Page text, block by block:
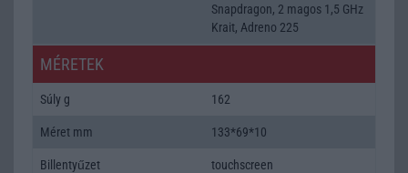
Snapdragon, 2 magos 1,5 GHz
Krait, Adreno 225
MÉRETEK
Súly g 162
Méret mm 133*69*10
Billentyűzet touchscreen